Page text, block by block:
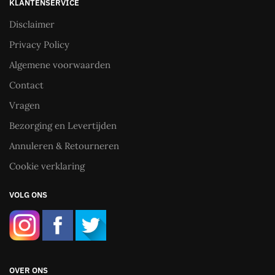
KLANTENSERVICE
Disclaimer
Privacy Policy
Algemene voorwaarden
Contact
Vragen
Bezorging en Levertijden
Annuleren & Retourneren
Cookie verklaring
VOLG ONS
OVER ONS